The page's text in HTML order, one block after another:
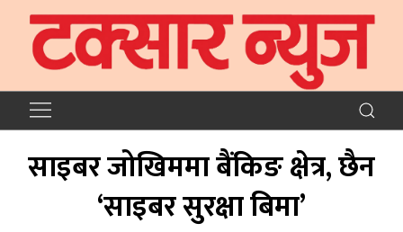
साइबर जोखिममा बैंकिङ क्षेत्र, छैन
‘साइबर सुरक्षा बिमा’